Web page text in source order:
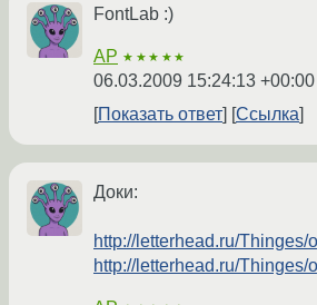
FontLab :)
AP ★★★★★
06.03.2009 15:24:13 +00:00
Показать ответ
Ссылка
Доки:
http://letterhead.ru/Thinges/
http://letterhead.ru/Thinges/